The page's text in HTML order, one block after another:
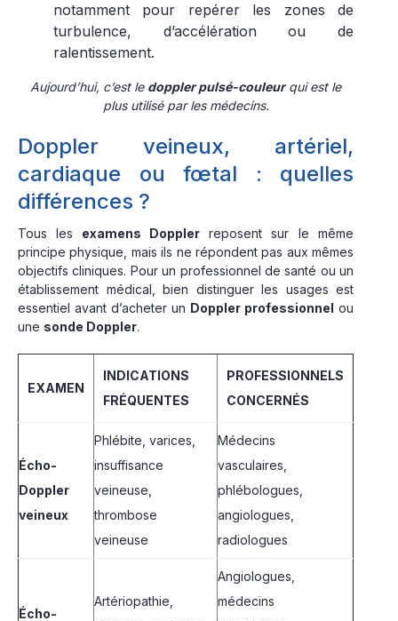
notamment pour repérer les zones de
turbulence, d’accélération ou de
ralentissement.
Aujourd’hui, c’est le doppler pulsé-couleurqui est le
plus utilisé par les médecins.
Doppler veineux, artériel,
cardiaque ou fœtal : quelles
différences ?
Tous les examens Dopplerreposent sur le même
principe physique, mais ils ne répondent pas aux mêmes
objectifs cliniques. Pour un professionnel de santé ou un
établissement médical, bien distinguer les usages est
essentiel avant d’acheter un Doppler professionnel ou
une sonde Doppler.
EXAMEN
INDICATIONS
FRÉQUENTES
PROFESSIONNELS
CONCERNÉS
Écho-
Doppler
veineux
Phlébite, varices,
insuffisance
veineuse,
thrombose
veineuse
Médecins
vasculaires,
phlébologues,
angiologues,
radiologues
Écho-
Artériopathie,
Angiologues,
médecins